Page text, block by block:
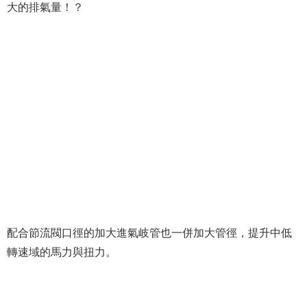
大的排氣量！？
配合節流閥口徑的加大進氣岐管也一併加大管徑，提升中低
轉速域的馬力與扭力。